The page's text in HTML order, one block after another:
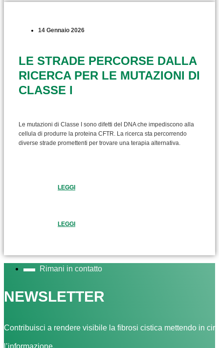
14 Gennaio 2026
LE STRADE PERCORSE DALLA
RICERCA PER LE MUTAZIONI DI
CLASSE I
Le mutazioni di Classe I sono difetti del DNA che impediscono alla
cellula di produrre la proteina CFTR. La ricerca sta percorrendo
diverse strade promettenti per trovare una terapia alternativa.
LEGGI
LEGGI
Rimani in contatto
NEWSLETTER
Contribuisci a rendere visibile la fibrosi cistica mettendo in
l’informazione.